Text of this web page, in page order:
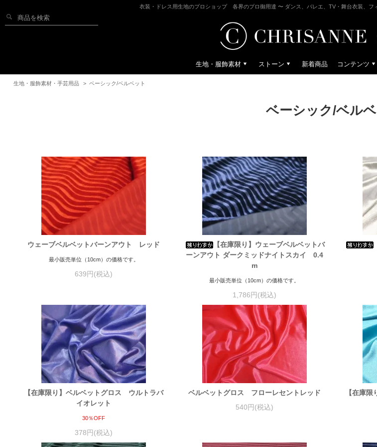
衣装・ドレス用生地のプロショップ 各界のプロ御用達 〜 ダンス、バレエ、TV・舞台衣装、
生地・服飾素材 ストーン 新着商品 コンテンツ
生地・服飾素材・手芸用品 > ベーシック/ベルベット
ベーシック/ベル
ウェーブベルベットバーンアウト レッド
最小販売単位（10cm）の価格です。
639円(税込)
【在庫限り】ウェーブベルベットバ
ーンアウト ダークミッドナイトスカイ 0.4
m
最小販売単位（10cm）の価格です。
1,786円(税込)
【在庫限り】ベルベットグロス ウルトラバ
イオレット
30％OFF
378円(税込)
ベルベットグロス フローレセントレッド
540円(税込)
【在庫